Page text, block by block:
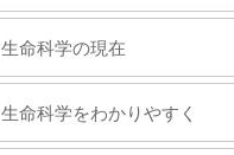
生命科学の現在
生命科学をわかりやすく